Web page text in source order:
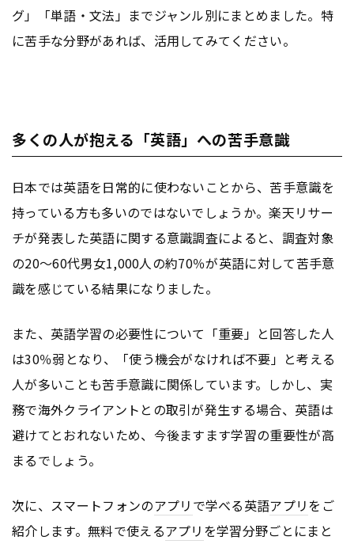
グ」「単語・文法」までジャンル別にまとめました。特
に苦手な分野があれば、活用してみてください。
多くの人が抱える「英語」への苦手意識
日本では英語を日常的に使わないことから、苦手意識を
持っている方も多いのではないでしょうか。楽天リサー
チが発表した英語に関する意識調査によると、調査対象
の20～60代男女1,000人の約70％が英語に対して苦手意
識を感じている結果になりました。
また、英語学習の必要性について「重要」と回答した人
は30％弱となり、「使う機会がなければ不要」と考える
人が多いことも苦手意識に関係しています。しかし、実
務で海外クライアントとの取引が発生する場合、英語は
避けてとおれないため、今後ますます学習の重要性が高
まるでしょう。
次に、スマートフォンのアプリ で学べる英語アプリをご
紹介します。無料で使えるアプリ を学習分野ごとにまと